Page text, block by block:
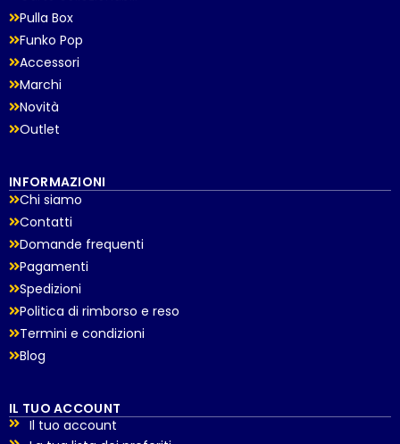
Pulla Box
Funko Pop
Accessori
Marchi
Novità
Outlet
INFORMAZIONI
Chi siamo
Contatti
Domande frequenti
Pagamenti
Spedizioni
Politica di rimborso e reso
Termini e condizioni
Blog
IL TUO ACCOUNT
Il tuo account